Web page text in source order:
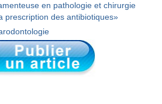
en pathologie et chirurgie
prescription des antibiotiques»